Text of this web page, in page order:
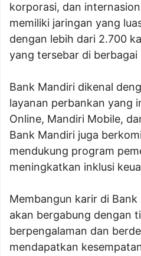
korporasi, dan
memiliki jaringan yang
dengan lebih dari 2.700
yang tersebar di berbagai
Bank Mandiri dikenal
layanan perbankan yang
Online, Mandiri Mobile,
Bank Mandiri juga
mendukung program
meningkatkan inklusi
Membangun karir di
akan bergabung dengan
berpengalaman dan
mendapatkan